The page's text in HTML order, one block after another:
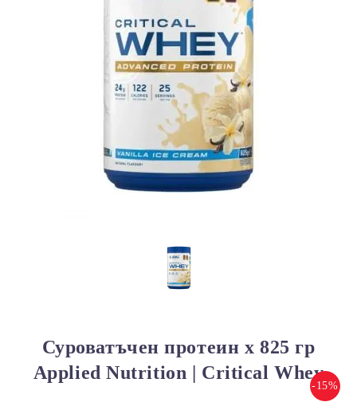
Суроватъчен протеин х 825 гр
Applied Nutrition | Critical Whey
-15%